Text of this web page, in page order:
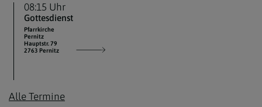
08:15 Uhr
Gottesdienst
Pfarrkirche
Pernitz
Hauptstr. 79
2763 Pernitz
Alle Termine